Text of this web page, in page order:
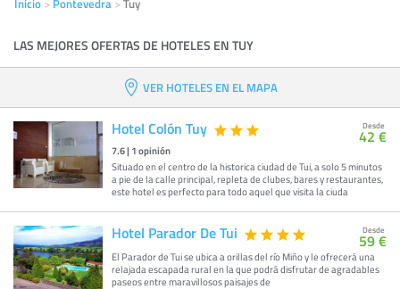
Inicio Pontevedra Tuy
LAS MEJORES OFERTAS DE HOTELES EN TUY
VER HOTELES EN EL MAPA
Hotel Colón Tuy
7.6| 1opinión
Situado en el centro de la historica ciudad de Tui, a solo 5 minutos
a pie de la calle principal, repleta de clubes, bares y restaurantes,
este hotel es perfecto para todo aquel que visita la ciuda
Desde
42 €
Hotel Parador De Tui
El Parador de Tui se ubica a orillas del río Miño y le ofrecerá una
relajada escapada rural en la que podrá disfrutar de agradables
paseos entre maravillosos paisajes de
Desde
59 €